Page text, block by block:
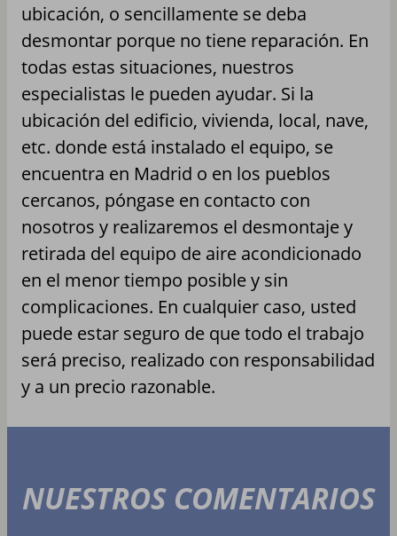
ubicación, o sencillamente se deba
desmontar porque no tiene reparación. En
todas estas situaciones, nuestros
especialistas le pueden ayudar. Si la
ubicación del edificio, vivienda, local, nave,
etc. donde está instalado el equipo, se
encuentra en Madrid o en los pueblos
cercanos, póngase en contacto con
nosotros y realizaremos el desmontaje y
retirada del equipo de aire acondicionado
en el menor tiempo posible y sin
complicaciones. En cualquier caso, usted
puede estar seguro de que todo el trabajo
será preciso, realizado con responsabilidad
y a un precio razonable.
NUESTROS COMENTARIOS